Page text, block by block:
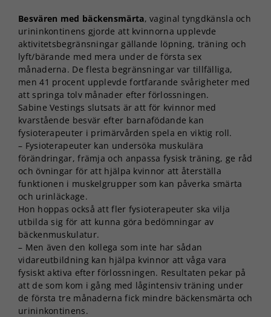
Besvären med bäckensmärta, vaginal tyngdkänsla och
urininkontinens gjorde att kvinnorna upplevde
aktivitetsbegränsningar gällande löpning, träning och
lyft/bärande med mera under de första sex
månaderna. De flesta begränsningar var tillfälliga,
men 41 procent upplevde fortfarande svårigheter med
att springa tolv månader efter förlossningen.
Sabine Vestings slutsats är att för kvinnor med
kvarstående besvär efter barnafödande kan
fysioterapeuter i primärvården spela en viktig roll.
– Fysioterapeuter kan undersöka muskulära
förändringar, främja och anpassa fysisk träning, ge råd
och övningar för att hjälpa kvinnor att återställa
funktionen i muskelgrupper som kan påverka smärta
och urinläckage.
Hon hoppas också att fler fysioterapeuter ska vilja
utbilda sig för att kunna göra bedömningar av
bäckenmuskulatur.
– Men även den kollega som inte har sådan
vidareutbildning kan hjälpa kvinnor att våga vara
fysiskt aktiva efter förlossningen. Resultaten pekar på
att de som kom i gång med lågintensiv träning under
de första tre månaderna fick mindre bäckensmärta och
urininkontinens.